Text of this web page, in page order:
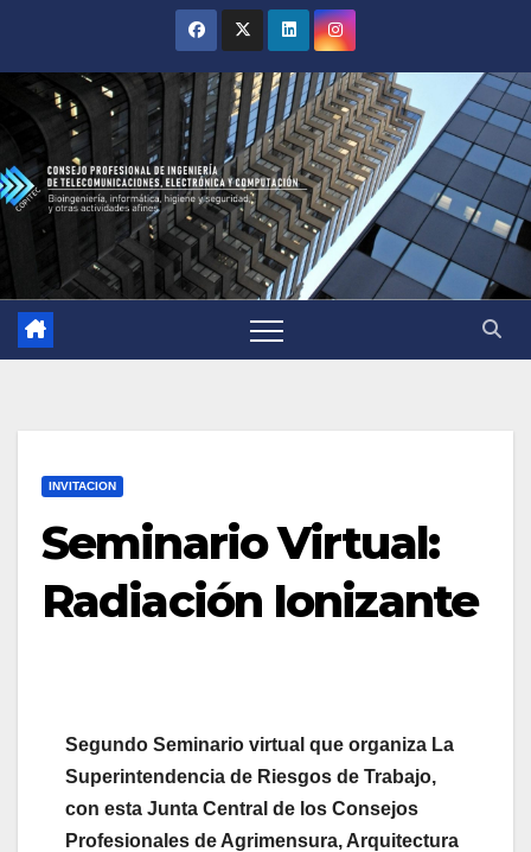
INVITACION
Seminario Virtual:
Radiación Ionizante
Segundo Seminario virtual que organiza La
Superintendencia de Riesgos de Trabajo,
con esta Junta Central de los Consejos
Profesionales de Agrimensura, Arquitectura